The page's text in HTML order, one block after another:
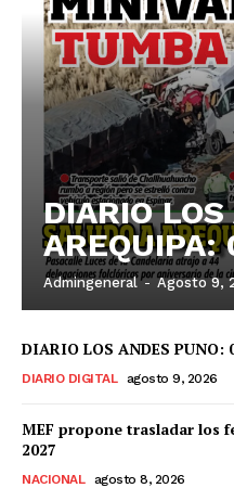
DIARIO LOS
Admingeneral - Agosto 9,
DIARIO LOS ANDES PUNO:
DIARIO DIGITAL agosto 9, 2026
MEF propone trasladar los
2027
NACIONAL agosto 8, 2026